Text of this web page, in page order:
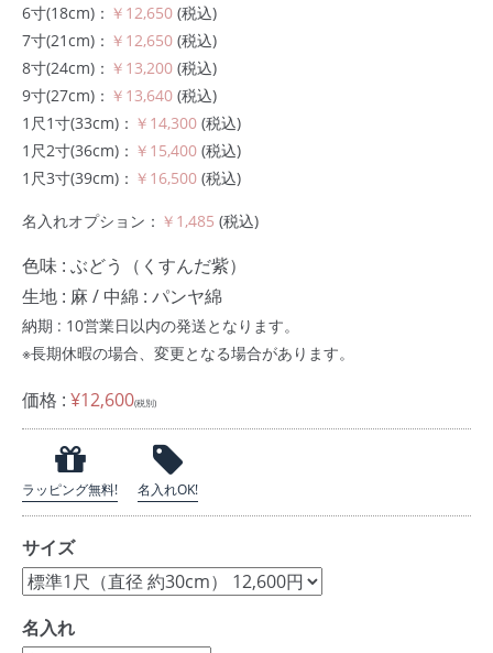
6寸(18cm)： ￥12,650 (税込)
7寸(21cm)： ￥12,650 (税込)
8寸(24cm)： ￥13,200 (税込)
9寸(27cm)： ￥13,640 (税込)
1尺1寸(33cm)： ￥14,300 (税込)
1尺2寸(36cm)： ￥15,400 (税込)
1尺3寸(39cm)： ￥16,500 (税込)
名入れオプション： ￥1,485 (税込)
色味 : ぶどう（くすんだ紫）
生地 : 麻 / 中綿 : パンヤ綿
納期 : 10営業日以内の発送となります。
※長期休暇の場合、変更となる場合があります。
価格 : ¥12,600(税別)
ラッピング無料! 名入れOK!
サイズ
名入れ